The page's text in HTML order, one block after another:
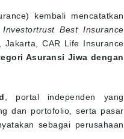
kembali mencatatkan
Investortrust Best Insurance
CAR Life Insurance
Asuransi Jiwa dengan
, portal independen yang
dan portofolio, serta pasar
sebagai perusahaan